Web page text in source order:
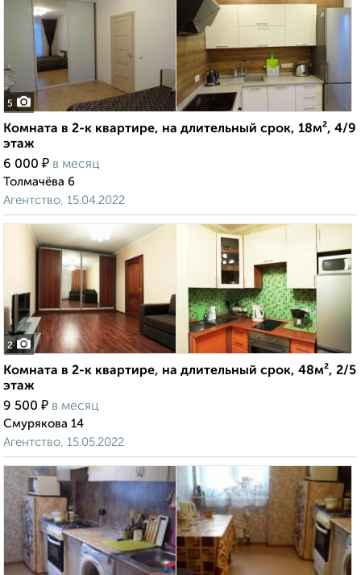
5
Комната в 2-к квартире, на длительный срок, 18м², 4/9
этаж
6 000 ₽ в месяц
Толмачёва 6
Агентство, 15.04.2022
2
Комната в 2-к квартире, на длительный срок, 48м², 2/5
этаж
9 500 ₽ в месяц
Смурякова 14
Агентство, 15.05.2022